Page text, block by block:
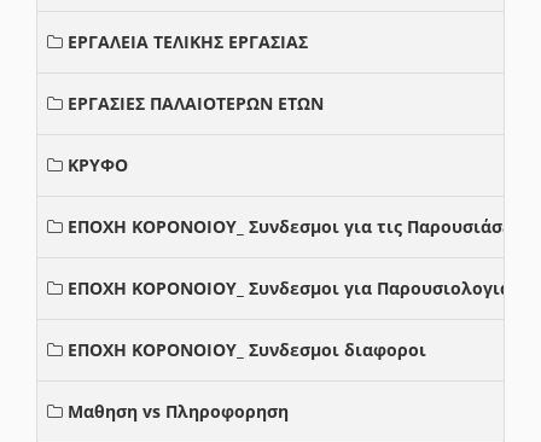
ΕΡΓΑΛΕΙΑ ΤΕΛΙΚΗΣ ΕΡΓΑΣΙΑΣ
ΕΡΓΑΣΙΕΣ ΠΑΛΑΙΟΤΕΡΩΝ ΕΤΩΝ
ΚΡΥΦΟ
ΕΠΟΧΗ ΚΟΡΟΝΟΙΟΥ_ Συνδεσμοι για τις Παρουσιάσεις
ΕΠΟΧΗ ΚΟΡΟΝΟΙΟΥ_ Συνδεσμοι για Παρουσιολογια
ΕΠΟΧΗ ΚΟΡΟΝΟΙΟΥ_ Συνδεσμοι διαφοροι
Μαθηση vs Πληροφορηση